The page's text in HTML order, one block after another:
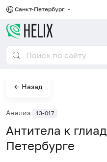
Санкт-Петербург
← Назад
Анализ 13-017
Антитела к
Петербурге